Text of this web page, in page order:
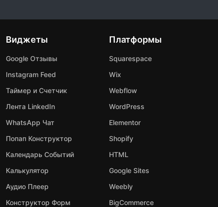
Виджеты
Google Отзывы
Instagram Feed
Таймер и Счетчик
Лента LinkedIn
WhatsApp Чат
Попап Конструктор
Календарь Событий
Калькулятор
Аудио Плеер
Конструктор Форм
Платформы
Squarespace
Wix
Webflow
WordPress
Elementor
Shopify
HTML
Google Sites
Weebly
BigCommerce